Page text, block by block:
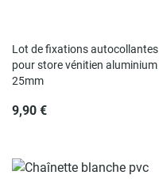
Lot de fixations autocollantes
pour store vénitien aluminium
25mm
9,90 €